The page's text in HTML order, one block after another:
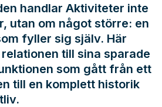
handlar Aktiviteter inte
utan om något större: en
fyller sig själv. Här
till sina sparade
som gått från ett
till en komplett historik